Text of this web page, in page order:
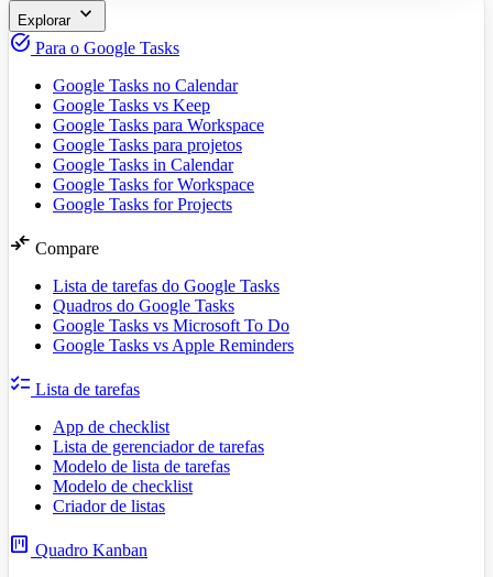
Explorar expand_more
task_alt Para o Google Tasks
Google Tasks no Calendar
Google Tasks vs Keep
Google Tasks para Workspace
Google Tasks para projetos
Google Tasks in Calendar
Google Tasks for Workspace
Google Tasks for Projects
compare_arrows Compare
Lista de tarefas do Google Tasks
Quadros do Google Tasks
Google Tasks vs Microsoft To Do
Google Tasks vs Apple Reminders
checklist Lista de tarefas
App de checklist
Lista de gerenciador de tarefas
Modelo de lista de tarefas
Modelo de checklist
Criador de listas
view_kanban Quadro Kanban